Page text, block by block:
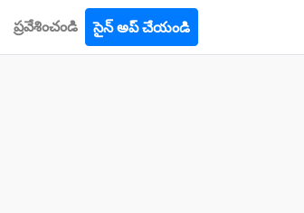
ప్రవేశించండి సైన్ అప్ చేయండి